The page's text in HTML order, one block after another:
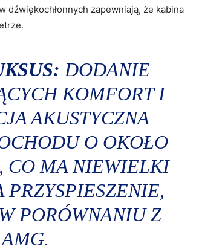
dźwiękochłonnych zapewniają, że kabina
DODANIE
KOMFORT I
AKUSTYCZNA
O OKOŁO
CO MA NIEWIELKI
PRZYSPIESZENIE,
PORÓWNANIU Z